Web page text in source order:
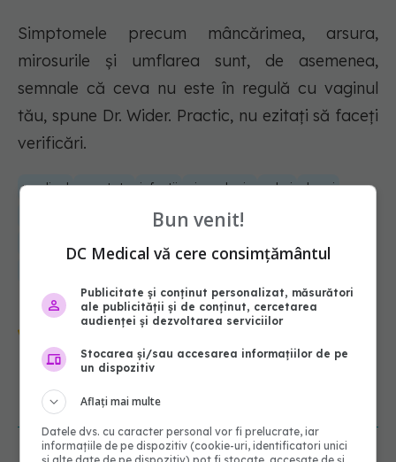
Simptomele precum mâncărimea, arsura,
mirosurile și umflarea sunt, de asemenea,
semnale că ceva nu este în regulă cu vaginul
tău, spune Dr. Wider. Practic, nu ezitați să faceți
verificări.
medical sanatate infectii ginecologie culori dureri
mancarimi chlamydia
Urmărește-ne și pe Google News -
abonează‑te!
NOUTĂȚI
Bun venit!
DC Medical vă cere consimțământul
Publicitate și conținut personalizat, măsurători
ale publicității și de conținut, cercetarea
audienței și dezvoltarea serviciilor
Stocarea și/sau accesarea informațiilor de pe
un dispozitiv
Aflați mai multe
Datele dvs. cu caracter personal vor fi prelucrate, iar
informațiile de pe dispozitiv (cookie-uri, identificatori unici